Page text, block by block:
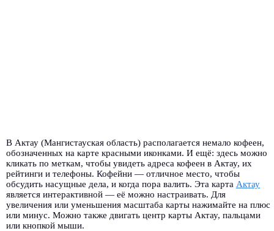
В Актау (Мангистауская область) располагается немало кофеен,
обозначенных на карте красными иконками. И ещё: здесь можно
кликать по меткам, чтобы увидеть адреса кофеен в Актау, их
рейтинги и телефоны. Кофейни — отличное место, чтобы
обсудить насущные дела, и когда пора валить. Эта карта Актау
является интерактивной — её можно настраивать. Для
увеличения или уменьшения масштаба карты нажимайте на плюс
или минус. Можно также двигать центр карты Актау, пальцами
или кнопкой мыши.